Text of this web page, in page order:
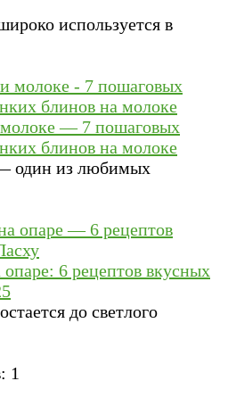
используется в
— 7 пошаговых
блинов на молоке
один из любимых
6 рецептов вкусных
до светлого
1